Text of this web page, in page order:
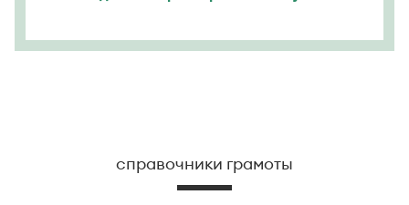
справочники грамоты